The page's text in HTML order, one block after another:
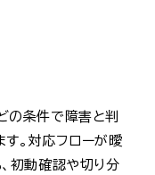
の条件で障害と判
。対応フローが曖
初動確認や切り分